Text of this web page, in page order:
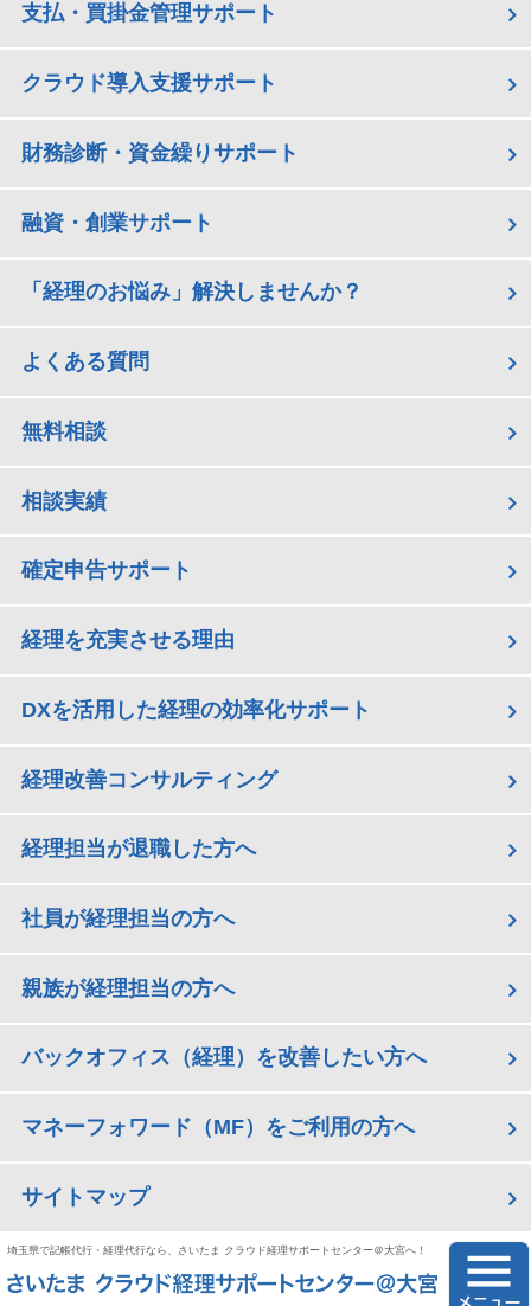
支払・買掛金管理サポート
クラウド導入支援サポート
財務診断・資金繰りサポート
融資・創業サポート
「経理のお悩み」解決しませんか？
よくある質問
無料相談
相談実績
確定申告サポート
経理を充実させる理由
DXを活用した経理の効率化サポート
経理改善コンサルティング
経理担当が退職した方へ
社員が経理担当の方へ
親族が経理担当の方へ
バックオフィス（経理）を改善したい方へ
マネーフォワード（MF）をご利用の方へ
サイトマップ
埼玉県で記帳代行・経理代行なら、さいたま クラウド経理サポートセンター＠大宮へ！